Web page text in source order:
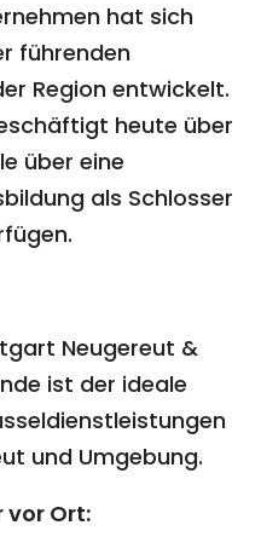
hat sich
führenden
Region entwickelt.
heute über
über eine
als Schlosser
Neugereut &
ist der ideale
und Umgebung.
vor Ort: